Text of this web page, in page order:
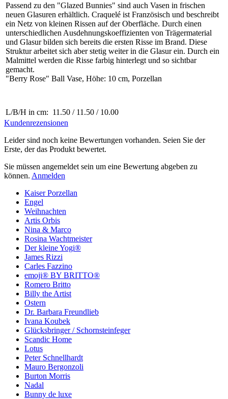
Passend zu den "Glazed Bunnies" sind auch Vasen in frischen
neuen Glasuren erhältlich. Craquelé ist Französisch und beschreibt
ein Netz von kleinen Rissen auf der Oberfläche. Durch einen
unterschiedlichen Ausdehnungskoeffizienten von Trägermaterial
und Glasur bilden sich bereits die ersten Risse im Brand. Diese
Struktur arbeitet sich aber stetig weiter in die Glasur ein. Durch ein
Malmittel werden die Risse farbig hinterlegt und so sichtbar
gemacht.
"Berry Rose" Ball Vase, Höhe: 10 cm, Porzellan
L/B/H in cm: 11.50 / 11.50 / 10.00
Kundenrezensionen
Leider sind noch keine Bewertungen vorhanden. Seien Sie der
Erste, der das Produkt bewertet.
Sie müssen angemeldet sein um eine Bewertung abgeben zu
können. Anmelden
Kaiser Porzellan
Engel
Weihnachten
Artis Orbis
Nina & Marco
Rosina Wachtmeister
Der kleine Yogi®
James Rizzi
Carles Fazzino
emoji® BY BRITTO®
Romero Britto
Billy the Artist
Ostern
Dr. Barbara Freundlieb
Ivana Koubek
Glücksbringer / Schornsteinfeger
Scandic Home
Lotus
Peter Schnellhardt
Mauro Bergonzoli
Burton Morris
Nadal
Bunny de luxe